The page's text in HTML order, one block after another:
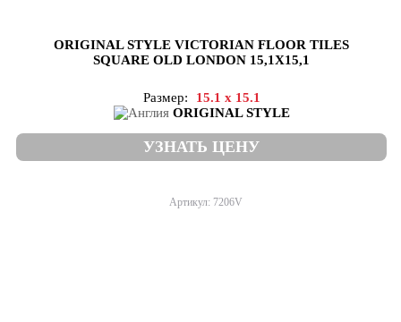
ORIGINAL STYLE VICTORIAN FLOOR TILES
SQUARE OLD LONDON 15,1X15,1
Размер:
15.1 x 15.1
ORIGINAL STYLE
УЗНАТЬ ЦЕНУ
Артикул: 7206V